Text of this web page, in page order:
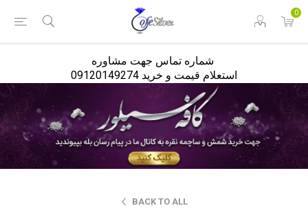
0
استعلام قیمت و خرید 09120149274
BACK TO ALL